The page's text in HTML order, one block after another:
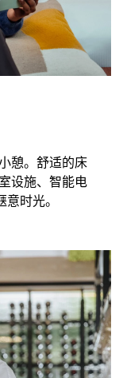
憩。舒适的床
设施、智能电
时光。